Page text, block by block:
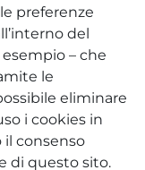
preferenze
del
– che
le
eliminare
i cookies in
consenso
di questo sito.